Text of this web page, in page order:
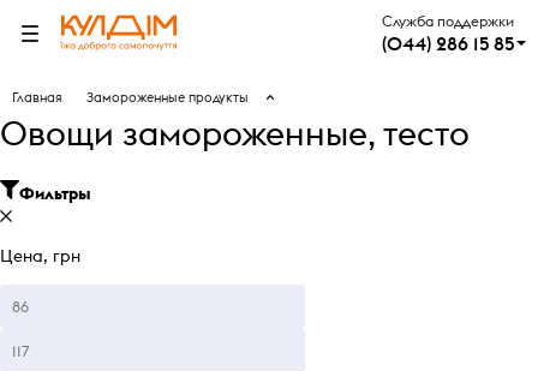
Служба поддержки
(044) 286 15 85
Главная Замороженные продукты
Овощи замороженные, тесто
Фильтры
Цена, грн